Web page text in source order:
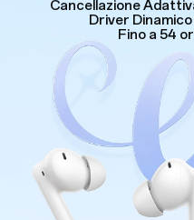
Cancellazione
Driver Dinamico
Fino a 54